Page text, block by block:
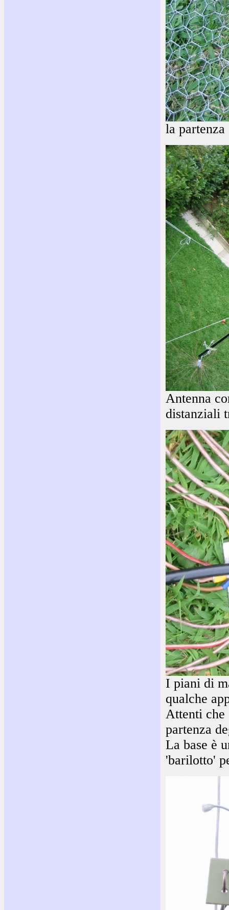
la
Antenna
distanziali
I piani di
qualche
Attenti che
partenza
La base è
'barilotto'